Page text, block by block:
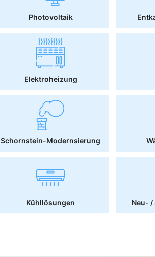
Photovoltaik
Elektroheizung
Schornstein-Modernsierung
Kühllösungen Neu-